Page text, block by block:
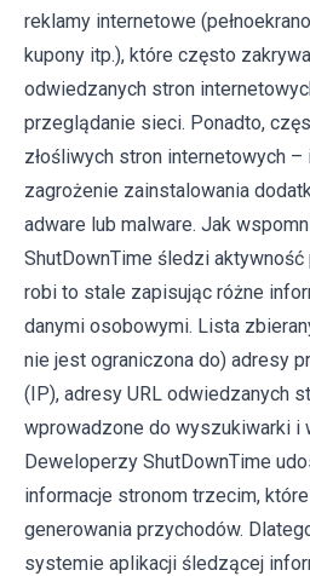
reklamy internetowe
kupony itp.), które często
odwiedzanych stron
przeglądanie sieci. Ponadto,
złośliwych stron internetowych
zagrożenie zainstalowania
adware lub malware. Jak
ShutDownTime śledzi
robi to stale zapisując różne
danymi osobowymi. Lista
nie jest ograniczona do) adresy
(IP), adresy URL odwiedzanych
wprowadzone do wyszukiwarki i
Deweloperzy ShutDownTime
informacje stronom trzecim,
generowania przychodów.
systemie aplikacji śledzącej